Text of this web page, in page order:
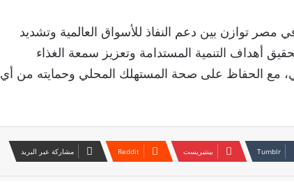
مصر توازن بين دعم النفاذ للأسواق العالمية وتشديد
أهداف التنمية المستدامة وتعزيز سمعة الغذاء
مع الحفاظ على صحة المستهلك المحلي وحمايته من أي
بينتيريست مشاركة عبر البريد